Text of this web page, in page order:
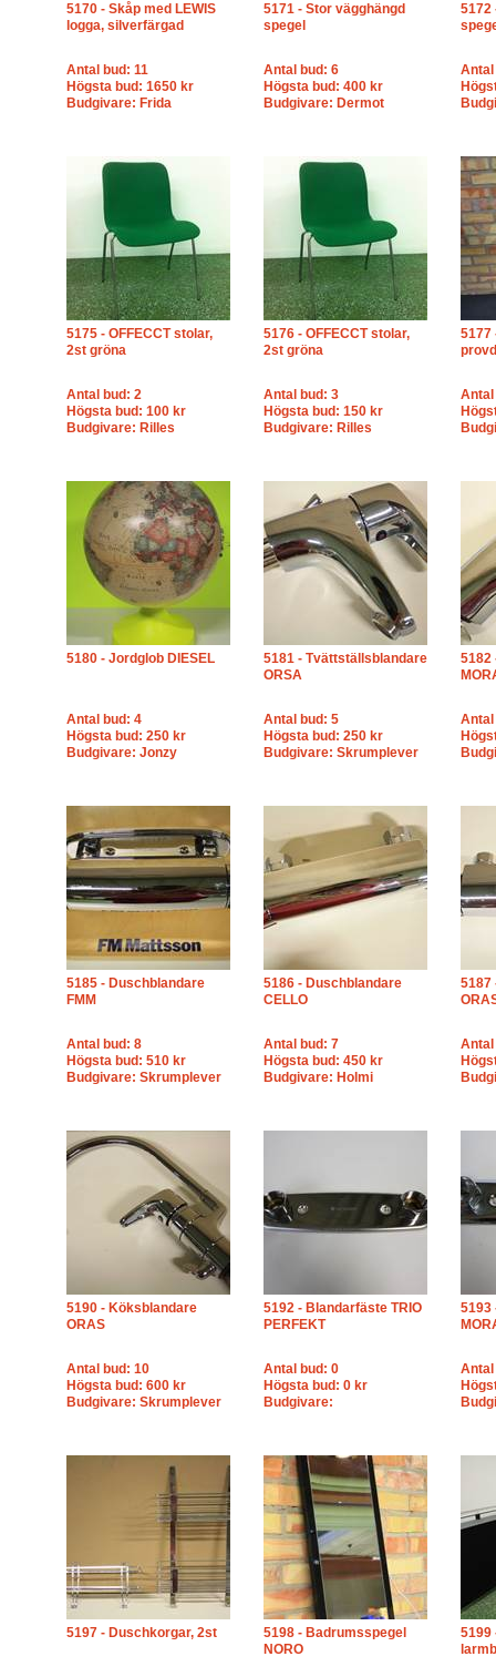
5170 - Skåp med LEWIS
logga, silverfärgad
Antal bud: 11
Högsta bud: 1650 kr
Budgivare: Frida
5171 - Stor vägghängd
spegel
Antal bud: 6
Högsta bud: 400 kr
Budgivare: Dermot
5172
Antal
5175 - OFFECCT stolar,
2st gröna
Antal bud: 2
Högsta bud: 100 kr
Budgivare: Rilles
5176 - OFFECCT stolar,
2st gröna
Antal bud: 3
Högsta bud: 150 kr
Budgivare: Rilles
5177
Antal
5180 - Jordglob DIESEL
Antal bud: 4
Högsta bud: 250 kr
Budgivare: Jonzy
5181 - Tvättställsblandare
ORSA
Antal bud: 5
Högsta bud: 250 kr
Budgivare: Skrumplever
5182
Antal
5185 - Duschblandare
FMM
Antal bud: 8
Högsta bud: 510 kr
Budgivare: Skrumplever
5186 - Duschblandare
CELLO
Antal bud: 7
Högsta bud: 450 kr
Budgivare: Holmi
5187
Antal
5190 - Köksblandare
ORAS
Antal bud: 10
Högsta bud: 600 kr
Budgivare: Skrumplever
5192 - Blandarfäste TRIO
PERFEKT
Antal bud: 0
Högsta bud: 0 kr
Budgivare:
5193
Antal
5197 - Duschkorgar, 2st
5198 - Badrumsspegel
NORO
5199